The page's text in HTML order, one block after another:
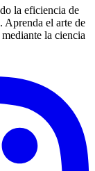
la eficiencia de
Aprenda el arte de
la ciencia